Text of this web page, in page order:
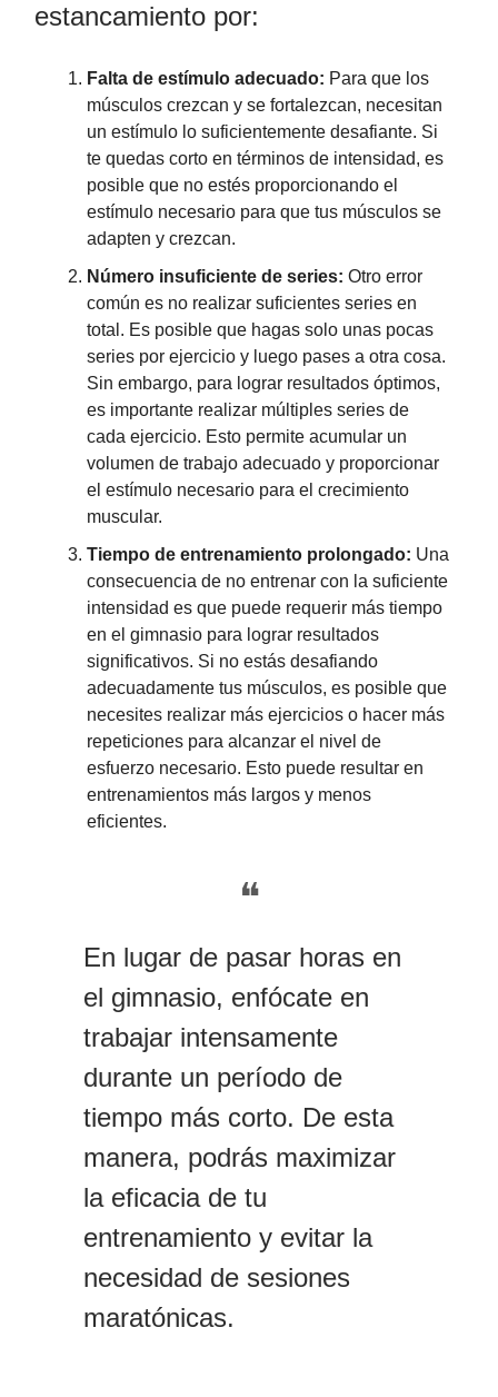
estancamiento por:
Falta de estímulo adecuado: Para que los
músculos crezcan y se fortalezcan, necesitan
un estímulo lo suficientemente desafiante. Si
te quedas corto en términos de intensidad, es
posible que no estés proporcionando el
estímulo necesario para que tus músculos se
adapten y crezcan.
Número insuficiente de series: Otro error
común es no realizar suficientes series en
total. Es posible que hagas solo unas pocas
series por ejercicio y luego pases a otra cosa.
Sin embargo, para lograr resultados óptimos,
es importante realizar múltiples series de
cada ejercicio. Esto permite acumular un
volumen de trabajo adecuado y proporcionar
el estímulo necesario para el crecimiento
muscular.
Tiempo de entrenamiento prolongado: Una
consecuencia de no entrenar con la suficiente
intensidad es que puede requerir más tiempo
en el gimnasio para lograr resultados
significativos. Si no estás desafiando
adecuadamente tus músculos, es posible que
necesites realizar más ejercicios o hacer más
repeticiones para alcanzar el nivel de
esfuerzo necesario. Esto puede resultar en
entrenamientos más largos y menos
eficientes.
❝
En lugar de pasar horas en
el gimnasio, enfócate en
trabajar intensamente
durante un período de
tiempo más corto. De esta
manera, podrás maximizar
la eficacia de tu
entrenamiento y evitar la
necesidad de sesiones
maratónicas.